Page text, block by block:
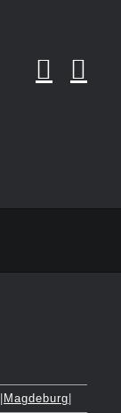
Magdeburg